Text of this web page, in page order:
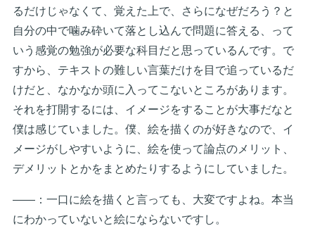
るだけじゃなくて、覚えた上で、さらになぜだろう？と
自分の中で噛み砕いて落とし込んで問題に答える、って
いう感覚の勉強が必要な科目だと思っているんです。で
すから、テキストの難しい言葉だけを目で追っているだ
けだと、なかなか頭に入ってこないところがあります。
それを打開するには、イメージをすることが大事だなと
僕は感じていました。僕、絵を描くのが好きなので、イ
メージがしやすいように、絵を使って論点のメリット、
デメリットとかをまとめたりするようにしていました。
――：一口に絵を描くと言っても、大変ですよね。本当
にわかっていないと絵にならないですし。